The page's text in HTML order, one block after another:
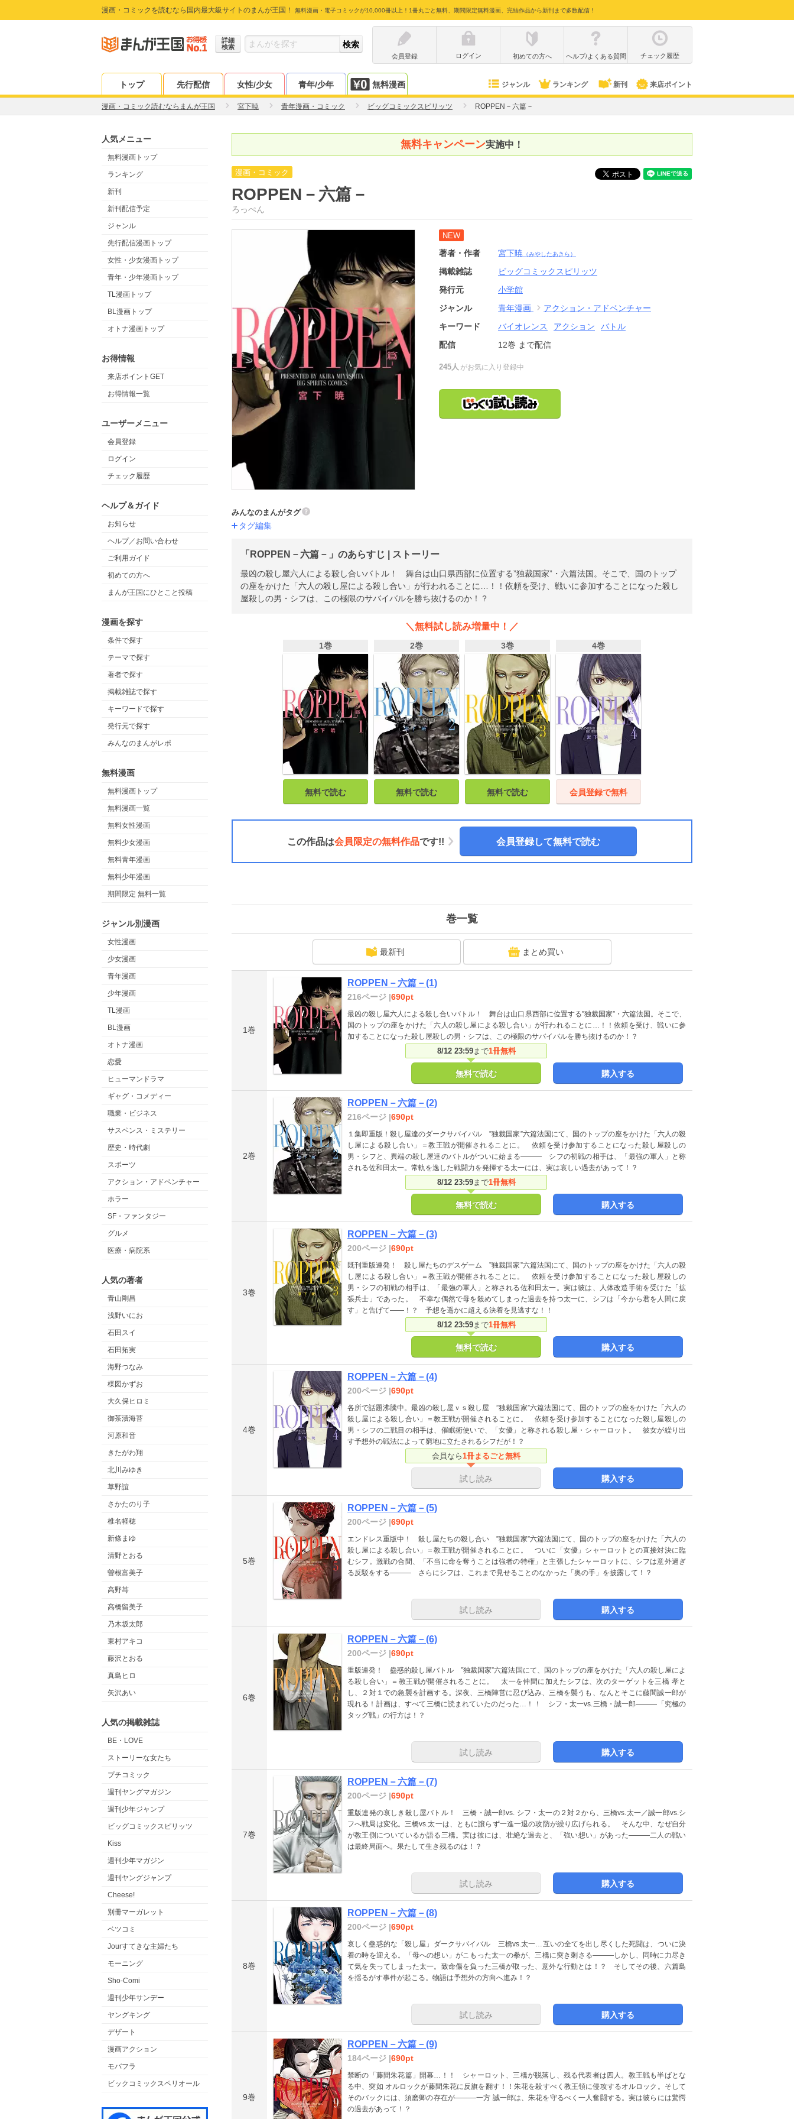
漫画・コミックを読むなら国内最大級サイトのまんが王国！ 無料漫画・電子コミックが10,000冊以上！1冊丸ごと無料、期間限定無料漫画、完結作品から新刊まで多数配信！
詳細
検索
会員登録
ログイン 初めての方へ ヘルプ/よくある質問 チェック履歴
トップ 先行配信 女性/少女 青年/少年 無料漫画 ジャンル ランキング 新刊 来店ポイント
漫画・コミック読むならまんが王国 宮下暁 青年漫画・コミック ビッグコミックスピリッツ ROPPEN－六篇－
人気メニュー
無料漫画トップ
ランキング
新刊
新刊配信予定
ジャンル
先行配信漫画トップ
女性・少女漫画トップ
青年・少年漫画トップ
TL漫画トップ
BL漫画トップ
オトナ漫画トップ
お得情報
来店ポイントGET
お得情報一覧
ユーザーメニュー
会員登録
ログイン
チェック履歴
ヘルプ＆ガイド
お知らせ
ヘルプ／お問い合わせ
ご利用ガイド
初めての方へ
まんが王国にひとこと投稿
漫画を探す
条件で探す
テーマで探す
著者で探す
掲載雑誌で探す
キーワードで探す
発行元で探す
みんなのまんがレポ
無料漫画
無料漫画トップ
無料漫画一覧
無料女性漫画
無料少女漫画
無料青年漫画
無料少年漫画
期間限定 無料一覧
ジャンル別漫画
女性漫画
少女漫画
青年漫画
少年漫画
TL漫画
BL漫画
オトナ漫画
恋愛
ヒューマンドラマ
ギャグ・コメディー
職業・ビジネス
サスペンス・ミステリー
歴史・時代劇
スポーツ
アクション・アドベンチャー
ホラー
SF・ファンタジー
グルメ
医療・病院系
人気の著者
青山剛昌
浅野いにお
石田スイ
石田拓実
海野つなみ
楳図かずお
大久保ヒロミ
御茶漬海苔
河原和音
きたがわ翔
北川みゆき
草野誼
さかたのり子
椎名軽穂
新條まゆ
清野とおる
曽根富美子
高野苺
高橋留美子
乃木坂太郎
東村アキコ
藤沢とおる
真島ヒロ
矢沢あい
人気の掲載雑誌
BE・LOVE
ストーリーな女たち
プチコミック
週刊ヤングマガジン
週刊少年ジャンプ
ビッグコミックスピリッツ
Kiss
週刊少年マガジン
週刊ヤングジャンプ
Cheese!
別冊マーガレット
ベツコミ
Jourすてきな主婦たち
モーニング
Sho-Comi
週刊少年サンデー
ヤングキング
デザート
漫画アクション
モバフラ
ビックコミックスペリオール
無料キャンペーン実施中！
漫画・コミック
ROPPEN－六篇－
ろっぺん
NEW
著者・作者 宮下暁 （みやしたあきら）
掲載雑誌
ビッグコミックスピリッツ
発行元
小学館
ジャンル
青年漫画
アクション・アドベンチャー
キーワード
バイオレンス アクション
バトル
配信
12巻 まで配信
245人 がお気に入り登録中
みんなのまんがタグ
タグ編集
「ROPPEN－六篇－」のあらすじ | ストーリー
最凶の殺し屋六人による殺し合いバトル！ 舞台は山口県西部に位置する”独裁国家”・六篇法国。そこで、国のトップ
の座をかけた「六人の殺し屋による殺し合い」が行われることに…！！依頼を受け、戦いに参加することになった殺し
屋殺しの男・シフは、この極限のサバイバルを勝ち抜けるのか！？
＼無料試し読み増量中！／
1巻
無料で読む
2巻
無料で読む
3巻
無料で読む
4巻
会員登録で無料
この作品は会員限定の無料作品です!! 会員登録して無料で読む
巻一覧
最新刊 まとめ買い
1巻
ROPPEN－六篇－(1)
216ページ |690pt
最凶の殺し屋六人による殺し合いバトル！ 舞台は山口県西部に位置する”独裁国家”・六篇法国。そこで、
国のトップの座をかけた「六人の殺し屋による殺し合い」が行われることに…！！依頼を受け、戦いに参
加することになった殺し屋殺しの男・シフは、この極限のサバイバルを勝ち抜けるのか！？
8/12 23:59まで1冊無料
無料で読む 購入する
2巻
ROPPEN－六篇－(2)
216ページ |690pt
１集即重版！殺し屋達のダークサバイバル ”独裁国家”六篇法国にて、国のトップの座をかけた「六人の殺
し屋による殺し合い」＝教王戦が開催されることに。 依頼を受け参加することになった殺し屋殺しの
男・シフと、異端の殺し屋達のバトルがついに始まる――― シフの初戦の相手は、「最強の軍人」と称
される佐和田太一。常軌を逸した戦闘力を発揮する太一には、実は哀しい過去があって！？
8/12 23:59まで1冊無料
無料で読む 購入する
3巻
ROPPEN－六篇－(3)
200ページ |690pt
既刊重版連発！ 殺し屋たちのデスゲーム ”独裁国家”六篇法国にて、国のトップの座をかけた「六人の殺
し屋による殺し合い」＝教王戦が開催されることに。 依頼を受け参加することになった殺し屋殺しの
男・シフの初戦の相手は、「最強の軍人」と称される佐和田太一。実は彼は、人体改造手術を受けた「拡
張兵士」であった。 不幸な偶然で母を殺めてしまった過去を持つ太一に、シフは「今から君を人間に戻
す」と告げて――！？ 予想を遥かに超える決着を見逃すな！！
8/12 23:59まで1冊無料
無料で読む 購入する
4巻
ROPPEN－六篇－(4)
200ページ |690pt
各所で話題沸騰中。最凶の殺し屋ｖｓ殺し屋 ”独裁国家”六篇法国にて、国のトップの座をかけた「六人の
殺し屋による殺し合い」＝教王戦が開催されることに。 依頼を受け参加することになった殺し屋殺しの
男・シフの二戦目の相手は、催眠術使いで、「女優」と称される殺し屋・シャーロット。 彼女が繰り出
す予想外の戦法によって窮地に立たされるシフだが！？
会員なら1冊まるごと無料
試し読み 購入する
5巻
ROPPEN－六篇－(5)
200ページ |690pt
エンドレス重版中！ 殺し屋たちの殺し合い ”独裁国家”六篇法国にて、国のトップの座をかけた「六人の
殺し屋による殺し合い」＝教王戦が開催されることに。 ついに「女優」シャーロットとの直接対決に臨
むシフ。激戦の合間、「不当に命を奪うことは強者の特権」と主張したシャーロットに、シフは意外過ぎ
る反駁をする――― さらにシフは、これまで見せることのなかった「奥の手」を披露して！？
試し読み 購入する
6巻
ROPPEN－六篇－(6)
200ページ |690pt
重版連発！ 蠱惑的殺し屋バトル ”独裁国家”六篇法国にて、国のトップの座をかけた「六人の殺し屋によ
る殺し合い」＝教王戦が開催されることに。 太一を仲間に加えたシフは、次のターゲットを三橋 孝と
し、２対１での急襲を計画する。深夜、三橋陣営に忍び込み、三橋を襲うも、なんとそこに藤間誠一郎が
現れる！計画は、すべて三橋に読まれていたのだった…！！ シフ・太一vs.三橋・誠一郎―――「究極の
タッグ戦」の行方は！？
試し読み 購入する
7巻
ROPPEN－六篇－(7)
200ページ |690pt
重版連発の哀しき殺し屋バトル！ 三橋・誠一郎vs. シフ・太一の２対２から、三橋vs.太一／誠一郎vs.シ
フへ戦局は変化。三橋vs.太一は、ともに譲らず一進一退の攻防が繰り広げられる。 そんな中、なぜ自分
が教王側についているか語る三橋。実は彼には、壮絶な過去と、「強い想い」があった―――二人の戦い
は最終局面へ。果たして生き残るのは！？
試し読み 購入する
8巻
ROPPEN－六篇－(8)
200ページ |690pt
哀しく蠱惑的な「殺し屋」ダークサバイバル 三橋vs.太一…互いの全てを出し尽くした死闘は、ついに決
着の時を迎える。「母への想い」がこもった太一の拳が、三橋に突き刺さる―――しかし、同時に力尽き
て気を失ってしまった太一。致命傷を負った三橋が取った、意外な行動とは！？ そしてその後、六篇島
を揺るがす事件が起こる。物語は予想外の方向へ進み！？
試し読み 購入する
9巻
ROPPEN－六篇－(9)
184ページ |690pt
禁断の「藤間朱花篇」開幕…！！ シャーロット、三橋が脱落し、残る代表者は四人。教王戦も半ばとな
る中、突如 オルロックが藤間朱花に反旗を翻す！！朱花を殺すべく教王領に侵攻するオルロック。そして
そのバックには、須磨卿の存在が―――一方 誠一郎は、朱花を守るべく一人奮闘する。実は彼らには驚愕
の過去があって！？